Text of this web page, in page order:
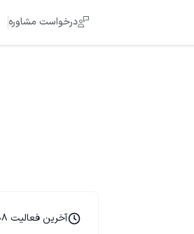
درخواست مشاوره
آخرین فعالیت 08 تیر 1396